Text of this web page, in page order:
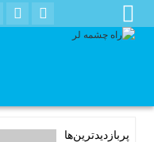
پربازدیدترین‌ها